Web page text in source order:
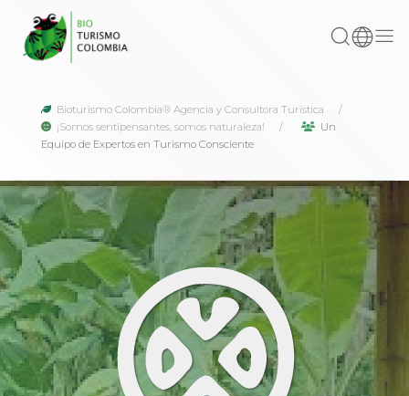
Bioturismo Colombia® Agencia y Consultora Turística
¡Somos sentipensantes, somos naturaleza!
Un
Equipo de Expertos en Turismo Consciente